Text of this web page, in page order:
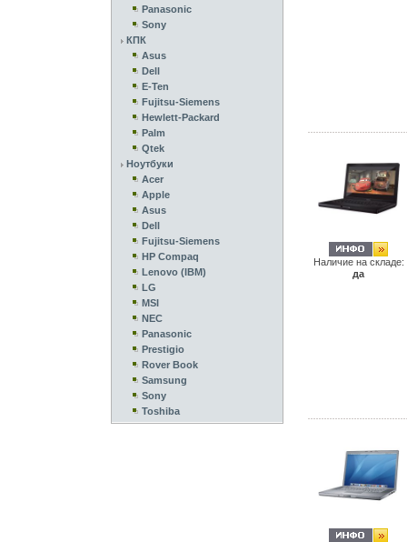
Panasonic
Sony
КПК
Asus
Dell
E-Ten
Fujitsu-Siemens
Hewlett-Packard
Palm
Qtek
Ноутбуки
Acer
Apple
Asus
Dell
Fujitsu-Siemens
HP Compaq
Lenovo (IBM)
LG
MSI
NEC
Panasonic
Prestigio
Rover Book
Samsung
Sony
Toshiba
Наличие на складе:
да